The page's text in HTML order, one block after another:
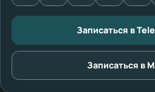
Записаться в
Записаться в